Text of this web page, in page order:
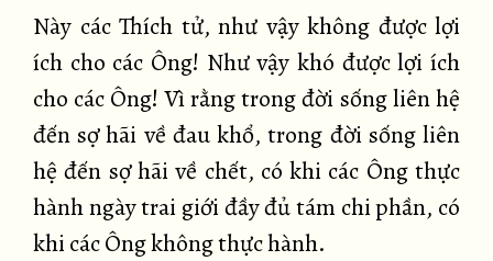
Này các Thích tử, như vậy không được lợi
ích cho các Ông! Như vậy khó được lợi ích
cho các Ông! Vì rằng trong đời sống liên hệ
đến sợ hãi về đau khổ, trong đời sống liên
hệ đến sợ hãi về chết, có khi các Ông thực
hành ngày trai giới đầy đủ tám chi phần, có
khi các Ông không thực hành.